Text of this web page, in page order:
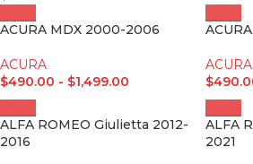
ACURA MDX 2000-2006
ACURA
$490.00 - $1,499.00
ACURA
$
ALFA ROMEO Giulietta 2012-
2016
ALFA
2021